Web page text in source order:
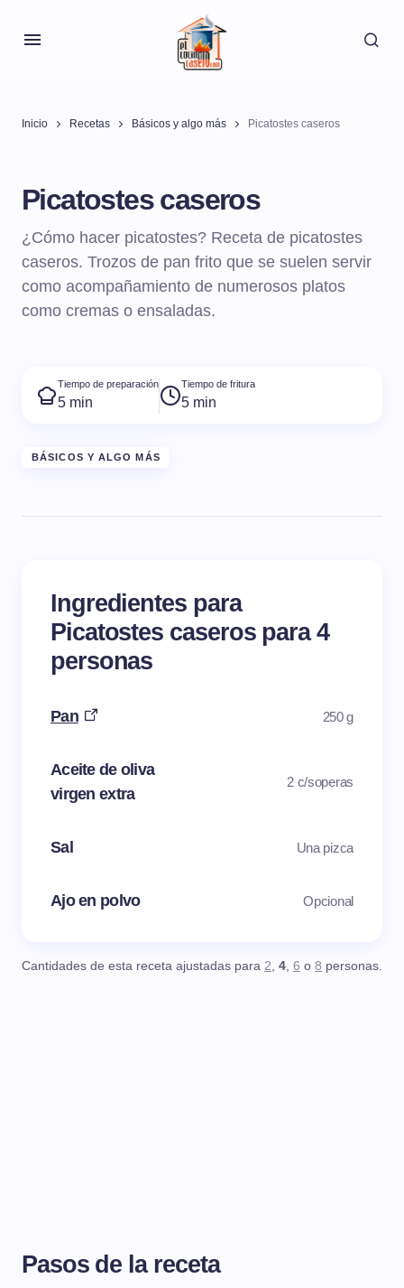
Inicio Recetas Básicos y algo más Picatostes caseros
Picatostes caseros
¿Cómo hacer picatostes? Receta de picatostes
caseros. Trozos de pan frito que se suelen servir
como acompañamiento de numerosos platos
como cremas o ensaladas.
Tiempo de preparación
5 min
Tiempo de fritura
5 min
BÁSICOS Y ALGO MÁS
Ingredientes para
Picatostes caseros para 4
personas
Pan 250 g
Aceite de oliva
virgen extra
2 c/soperas
Sal Una pizca
Ajo en polvo Opcional
Cantidades de esta receta ajustadas para 2, 4, 6 o 8 personas.
Pasos de la receta